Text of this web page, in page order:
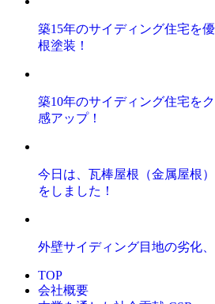
築15年のサイディング住宅を
根塗装！
築10年のサイディング住宅を
感アップ！
今日は、瓦棒屋根（金属屋根
をしました！
外壁サイディング目地の劣化
TOP
会社概要